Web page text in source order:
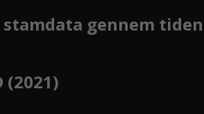
stamdata gennem tiden
(2021)